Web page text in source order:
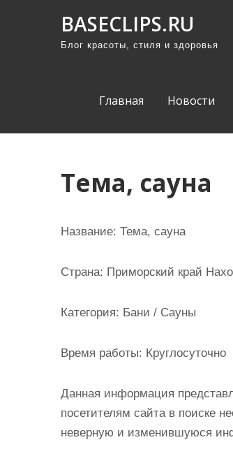
BASECLIPS.RU
Блог красоты, стиля и здоровья
Главная Новости
Тема, сауна
Название: Тема, сауна
Страна: Приморский край
Категория: Бани / Сауны
Время работы: Круглосуточно
Данная информация
посетителям сайта в поиске
неверную и изменившуюся